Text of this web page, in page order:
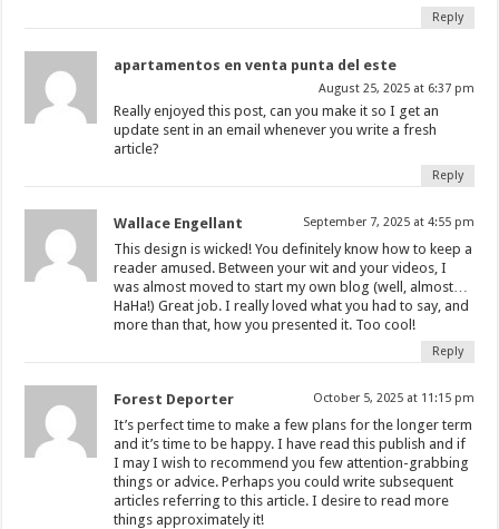
Reply
apartamentos en venta punta del este
August 25, 2025 at 6:37 pm
Really enjoyed this post, can you make it so I get an
update sent in an email whenever you write a fresh
article?
Reply
Wallace Engellant September 7, 2025 at 4:55 pm
This design is wicked! You definitely know how to keep a
reader amused. Between your wit and your videos, I
was almost moved to start my own blog (well, almost…
HaHa!) Great job. I really loved what you had to say, and
more than that, how you presented it. Too cool!
Reply
Forest Deporter October 5, 2025 at 11:15 pm
It’s perfect time to make a few plans for the longer term
and it’s time to be happy. I have read this publish and if
I may I wish to recommend you few attention-grabbing
things or advice. Perhaps you could write subsequent
articles referring to this article. I desire to read more
things approximately it!